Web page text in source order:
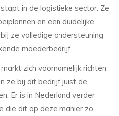
in de logistieke sector. Ze
en een duidelijke
ze volledige ondersteuning
moederbedrijf.
zich voornamelijk richten
ze bij dit bedrijf juist de
Er is in Nederland verder
die dit op deze manier zo